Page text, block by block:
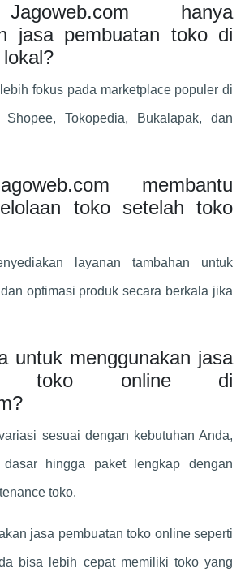
hanya
jasa pembuatan toko di
fokus pada marketplace populer di
Shopee, Tokopedia, Bukalapak, dan
membantu
toko setelah toko
layanan tambahan untuk
optimasi produk secara berkala jika
untuk menggunakan jasa
toko online di
sesuai dengan kebutuhan Anda,
hingga paket lengkap dengan
toko.
jasa pembuatan toko online seperti
bisa lebih cepat memiliki toko yang